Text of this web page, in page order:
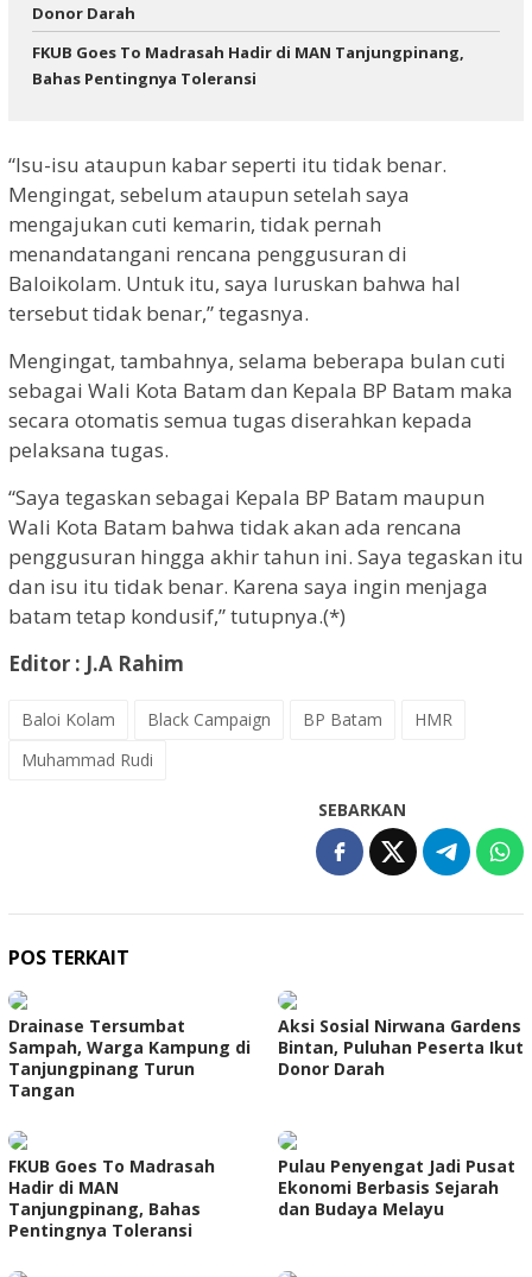
Donor Darah
FKUB Goes To Madrasah Hadir di MAN Tanjungpinang,
Bahas Pentingnya Toleransi
“Isu-isu ataupun kabar seperti itu tidak benar.
Mengingat, sebelum ataupun setelah saya
mengajukan cuti kemarin, tidak pernah
menandatangani rencana penggusuran di
Baloikolam. Untuk itu, saya luruskan bahwa hal
tersebut tidak benar,” tegasnya.
Mengingat, tambahnya, selama beberapa bulan cuti
sebagai Wali Kota Batam dan Kepala BP Batam maka
secara otomatis semua tugas diserahkan kepada
pelaksana tugas.
“Saya tegaskan sebagai Kepala BP Batam maupun
Wali Kota Batam bahwa tidak akan ada rencana
penggusuran hingga akhir tahun ini. Saya tegaskan itu
dan isu itu tidak benar. Karena saya ingin menjaga
batam tetap kondusif,” tutupnya.(*)
Editor : J.A Rahim
Baloi Kolam Black Campaign BP Batam
HMR
Muhammad Rudi
SEBARKAN
POS TERKAIT
Drainase Tersumbat
Sampah, Warga Kampung di
Tanjungpinang Turun
Tangan
Aksi Sosial Nirwana Gardens
Bintan, Puluhan Peserta Ikut
Donor Darah
FKUB Goes To Madrasah
Hadir di MAN
Tanjungpinang, Bahas
Pentingnya Toleransi
Pulau Penyengat Jadi Pusat
Ekonomi Berbasis Sejarah
dan Budaya Melayu